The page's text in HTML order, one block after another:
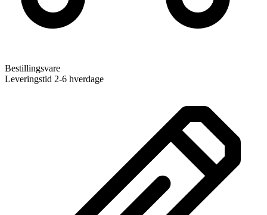
Bestillingsvare
Leveringstid 2-6 hverdage